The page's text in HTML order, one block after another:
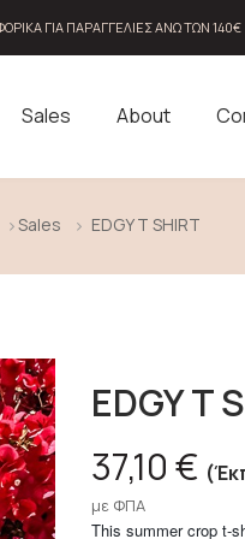
ΓΙΑ ΠΑΡΑΓΓΕΛΊΕΣ ΆΝΩ ΤΩΝ 140€
Sales About
Sales EDGY T SHIRT
EDGY T
37,10 €
με ΦΠΑ
This summer crop t-